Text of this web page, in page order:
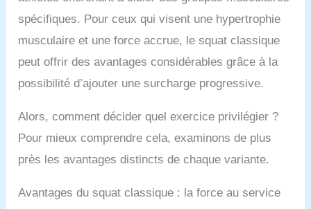
spécifiques. Pour ceux qui visent une hypertrophie
musculaire et une force accrue, le squat classique
peut offrir des avantages considérables grâce à la
possibilité d’ajouter une surcharge progressive.
Alors, comment décider quel exercice privilégier ?
Pour mieux comprendre cela, examinons de plus
près les avantages distincts de chaque variante.
Avantages du squat classique : la force au service